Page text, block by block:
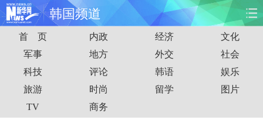
韩国频道
首页 时政 国际 财经
娱乐 体育 人事 教育
时尚 思客
首 页 内政 经济
文化
军事
地方 外交
社会
科技
评论 韩语
娱乐
旅游
时尚 留学
图片
TV
商务